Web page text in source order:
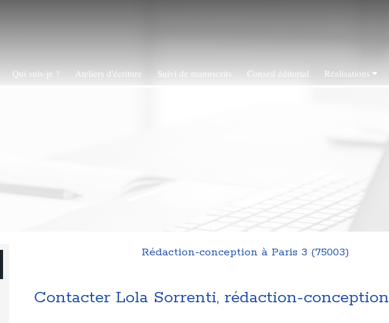
Qui suis-je ? Ateliers d'écriture Suivi de manuscrits Conseil éditorial Réalisations
Rédaction-conception à Paris 3 (75003)
Contacter Lola Sorrenti, rédaction-conception